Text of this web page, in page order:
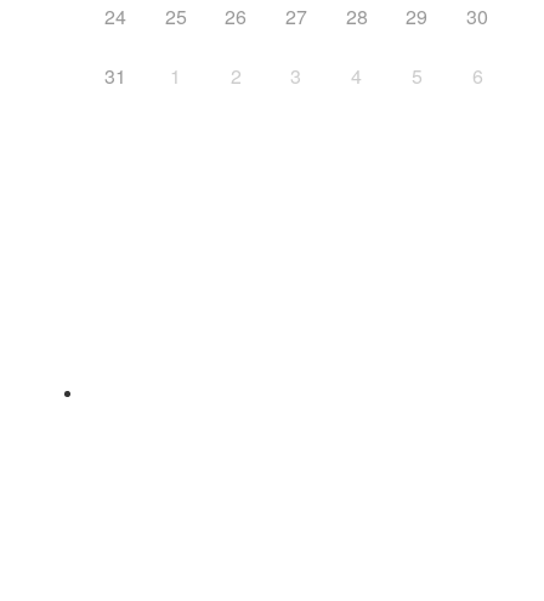
24 25 26 27 28 29 30
31 1 2 3 4 5 6